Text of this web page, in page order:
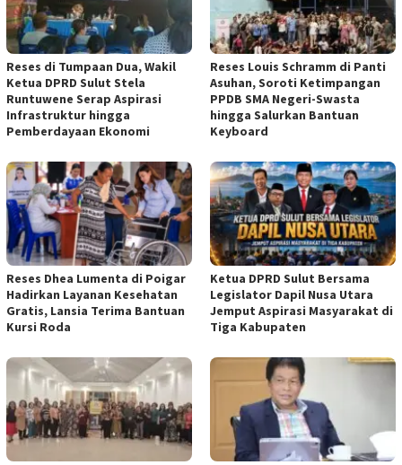
Reses di Tumpaan Dua, Wakil
Ketua DPRD Sulut Stela
Runtuwene Serap Aspirasi
Infrastruktur hingga
Pemberdayaan Ekonomi
Reses Louis Schramm di Panti
Asuhan, Soroti Ketimpangan
PPDB SMA Negeri-Swasta
hingga Salurkan Bantuan
Keyboard
Reses Dhea Lumenta di Poigar
Hadirkan Layanan Kesehatan
Gratis, Lansia Terima Bantuan
Kursi Roda
Ketua DPRD Sulut Bersama
Legislator Dapil Nusa Utara
Jemput Aspirasi Masyarakat di
Tiga Kabupaten